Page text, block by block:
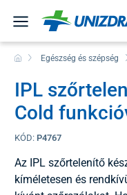
Egészség és szépség
IPL
Cold
KÓD: P4767
Az IPL szőrtelenítő
kíméletesen és